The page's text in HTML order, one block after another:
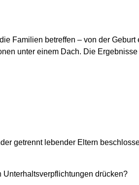
Familien betreffen – von der
unter einem Dach. Die
getrennt lebender Eltern
drücken?